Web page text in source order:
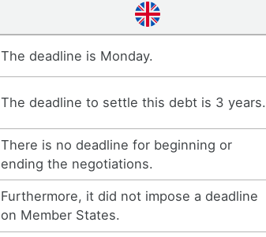
The deadline is Monday.
The deadline to settle this debt is 3 years.
There is no deadline for beginning or
ending the negotiations.
Furthermore, it did not impose a deadline
on Member States.